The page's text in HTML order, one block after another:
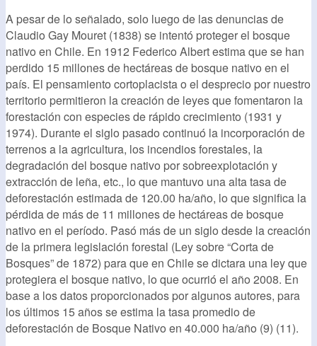
A pesar de lo señalado, solo luego de las denuncias de
Claudio Gay Mouret (1838) se intentó proteger el bosque
nativo en Chile. En 1912 Federico Albert estima que se han
perdido 15 millones de hectáreas de bosque nativo en el
país. El pensamiento cortoplacista o el desprecio por nuestro
territorio permitieron la creación de leyes que fomentaron la
forestación con especies de rápido crecimiento (1931 y
1974). Durante el siglo pasado continuó la incorporación de
terrenos a la agricultura, los incendios forestales, la
degradación del bosque nativo por sobreexplotación y
extracción de leña, etc., lo que mantuvo una alta tasa de
deforestación estimada de 120.00 ha/año, lo que significa la
pérdida de más de 11 millones de hectáreas de bosque
nativo en el período. Pasó más de un siglo desde la creación
de la primera legislación forestal (Ley sobre “Corta de
Bosques” de 1872) para que en Chile se dictara una ley que
protegiera el bosque nativo, lo que ocurrió el año 2008. En
base a los datos proporcionados por algunos autores, para
los últimos 15 años se estima la tasa promedio de
deforestación de Bosque Nativo en 40.000 ha/año (9) (11).